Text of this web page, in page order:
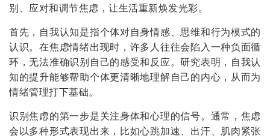
别、应对和调节焦虑，让生活重新焕发光彩。
首先，自我认知是指个体对自身情感、思维和行为模式的
认识。在焦虑情绪出现时，许多人往往会陷入一种负面循
环，无法准确识别自己的感受和反应。研究表明，自我认
知的提升能够帮助个体更清晰地理解自己的内心，从而为
情绪管理打下基础。
识别焦虑的第一步是关注身体和心理的信号。通常，焦虑
会以多种形式表现出来，比如心跳加速、出汗、肌肉紧张